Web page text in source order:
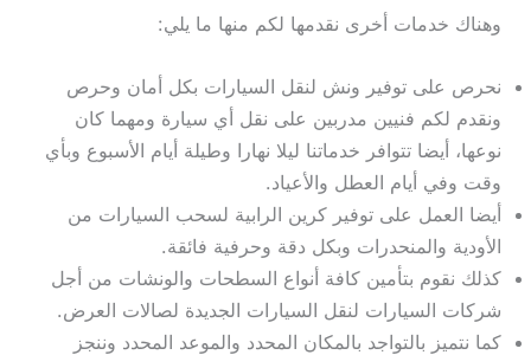
وهناك خدمات أخرى نقدمها لكم منها ما يلي:
نحرص على توفير ونش لنقل السيارات بكل أمان وحرص
ونقدم لكم فنيين مدربين على نقل أي سيارة ومهما كان
نوعها، أيضا تتوافر خدماتنا ليلا نهارا وطيلة أيام الأسبوع وبأي
وقت وفي أيام العطل والأعياد.
أيضا العمل على توفير كرين الرابية لسحب السيارات من
الأودية والمنحدرات وبكل دقة وحرفية فائقة.
كذلك نقوم بتأمين كافة أنواع السطحات والونشات من أجل
شركات السيارات لنقل السيارات الجديدة لصالات العرض.
كما نتميز بالتواجد بالمكان المحدد والموعد المحدد وننجز